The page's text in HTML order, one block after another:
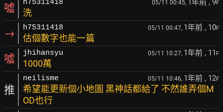
噓 h75311418 05/11 00:45, 1年前 , 9F
洗
→ h75311418 05/11 00:47, 1年前 , 10F
估個數字也能一篇
噓 jhihansyu 05/11 10:27, 1年前 , 11 F
1000萬
推
neilisme 05/11 10:46, 1年前 , 12F
希望能更新個小地圖 黑神話都給了 不然誰弄個M
OD也行